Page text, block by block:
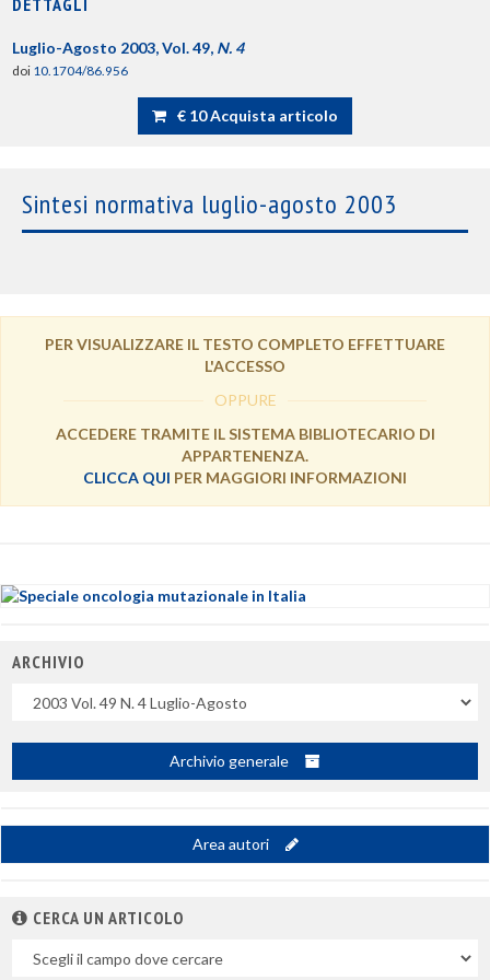
DETTAGLI
Luglio-Agosto 2003, Vol. 49, N. 4
doi 10.1704/86.956
€ 10 Acquista articolo
Sintesi normativa luglio-agosto 2003
PER VISUALIZZARE IL TESTO COMPLETO EFFETTUARE
L'ACCESSO
OPPURE
ACCEDERE TRAMITE IL SISTEMA BIBLIOTECARIO DI
APPARTENENZA.
CLICCA QUI PER MAGGIORI INFORMAZIONI
ARCHIVIO
Archivio generale
Area autori
CERCA UN ARTICOLO
campo